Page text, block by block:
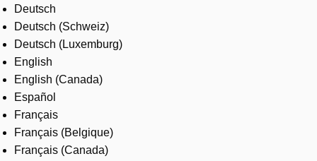
About us
Where to buy
Contact us
Careers
Deutsch
Deutsch (Schweiz)
Deutsch (Luxemburg)
English
English (Canada)
Español
Français
Français (Belgique)
Français (Canada)